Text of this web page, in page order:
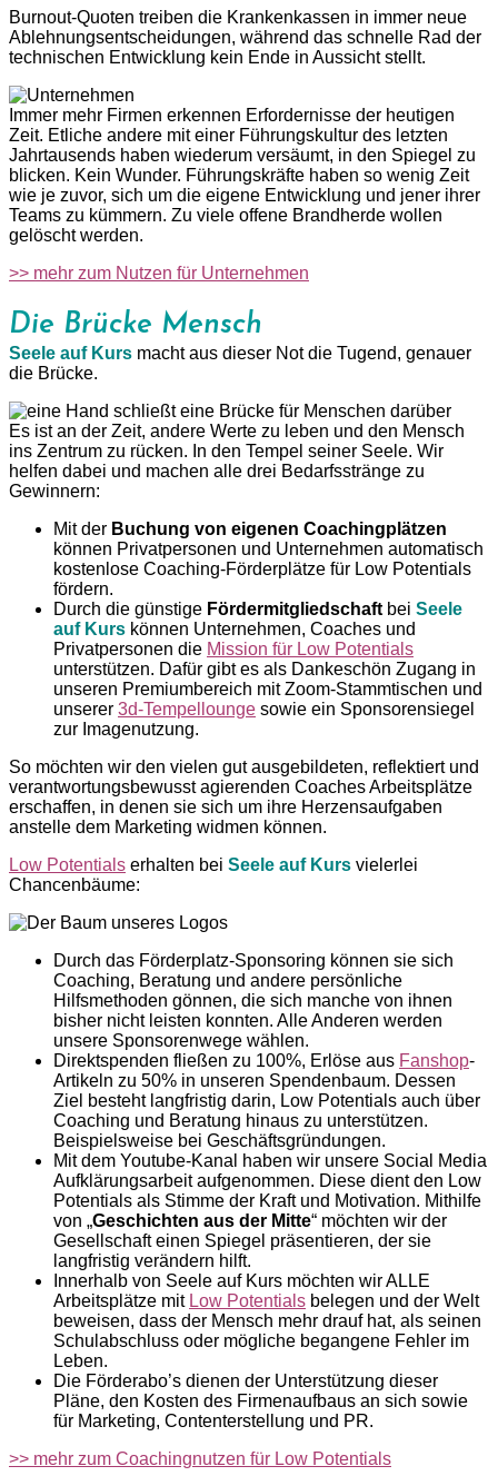
Burnout-Quoten treiben die Krankenkassen in immer neue
Ablehnungsentscheidungen, während das schnelle Rad der
technischen Entwicklung kein Ende in Aussicht stellt.
Immer mehr Firmen erkennen Erfordernisse der heutigen
Zeit. Etliche andere mit einer Führungskultur des letzten
Jahrtausends haben wiederum versäumt, in den Spiegel zu
blicken. Kein Wunder. Führungskräfte haben so wenig Zeit
wie je zuvor, sich um die eigene Entwicklung und jener ihrer
Teams zu kümmern. Zu viele offene Brandherde wollen
gelöscht werden.
>> mehr zum Nutzen für Unternehmen
Die Brücke Mensch
Seele auf Kurs macht aus dieser Not die Tugend, genauer
die Brücke.
Es ist an der Zeit, andere Werte zu leben und den Mensch
ins Zentrum zu rücken. In den Tempel seiner Seele. Wir
helfen dabei und machen alle drei Bedarfsstränge zu
Gewinnern:
Mit der Buchung von eigenen Coachingplätzen
können Privatpersonen und Unternehmen automatisch
kostenlose Coaching-Förderplätze für Low Potentials
fördern.
Durch die günstige Fördermitgliedschaft bei Seele
auf Kurs können Unternehmen, Coaches und
Privatpersonen die Mission für Low Potentials
unterstützen. Dafür gibt es als Dankeschön Zugang in
unseren Premiumbereich mit Zoom-Stammtischen und
unserer 3d-Tempellounge sowie ein Sponsorensiegel
zur Imagenutzung.
So möchten wir den vielen gut ausgebildeten, reflektiert und
verantwortungsbewusst agierenden Coaches Arbeitsplätze
erschaffen, in denen sie sich um ihre Herzensaufgaben
anstelle dem Marketing widmen können.
Low Potentials erhalten bei Seele auf Kurs vielerlei
Chancenbäume:
Durch das Förderplatz-Sponsoring können sie sich
Coaching, Beratung und andere persönliche
Hilfsmethoden gönnen, die sich manche von ihnen
bisher nicht leisten konnten. Alle Anderen werden
unsere Sponsorenwege wählen.
Direktspenden fließen zu 100%, Erlöse aus Fanshop-
Artikeln zu 50% in unseren Spendenbaum. Dessen
Ziel besteht langfristig darin, Low Potentials auch über
Coaching und Beratung hinaus zu unterstützen.
Beispielsweise bei Geschäftsgründungen.
Mit dem Youtube-Kanal haben wir unsere Social Media
Aufklärungsarbeit aufgenommen. Diese dient den Low
Potentials als Stimme der Kraft und Motivation. Mithilfe
von „Geschichten aus der Mitte“ möchten wir der
Gesellschaft einen Spiegel präsentieren, der sie
langfristig verändern hilft.
Innerhalb von Seele auf Kurs möchten wir ALLE
Arbeitsplätze mit Low Potentials belegen und der Welt
beweisen, dass der Mensch mehr drauf hat, als seinen
Schulabschluss oder mögliche begangene Fehler im
Leben.
Die Förderabo’s dienen der Unterstützung dieser
Pläne, den Kosten des Firmenaufbaus an sich sowie
für Marketing, Contenterstellung und PR.
>> mehr zum Coachingnutzen für Low Potentials